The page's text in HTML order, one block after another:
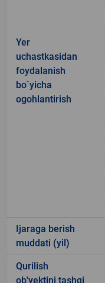
Yer
uchastkasidan
foydalanish
bo`yicha
ogohlantirish
Ijaraga berish
muddati (yil)
Qurilish
ob'yektini tashqi